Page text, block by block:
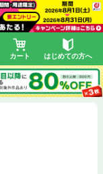
カート はじめての方へ